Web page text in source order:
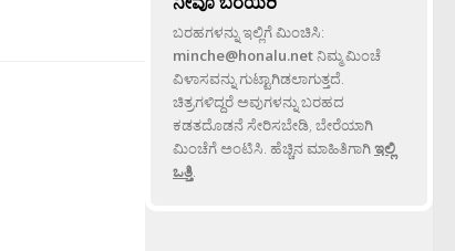
ಬರಹಗಳನ್ನು ಇಲ್ಲಿಗೆ ಮಿಂಚಿಸಿ:
minche@honalu.netನಿಮ್ಮ ಮಿಂಚೆ
ವಿಳಾಸವನ್ನು ಗುಟ್ಟಾಗಿಡಲಾಗುತ್ತದೆ.
ಚಿತ್ರಗಳಿದ್ದರೆ ಅವುಗಳನ್ನು ಬರಹದ
ಕಡತದೊಡನೆ ಸೇರಿಸಬೇಡಿ, ಬೇರೆಯಾಗಿ
ಮಿಂಚೆಗೆ ಅಂಟಿಸಿ. ಹೆಚ್ಚಿನ ಮಾಹಿತಿಗಾಗಿಇಲ್ಲಿ
ಒತ್ತಿ.